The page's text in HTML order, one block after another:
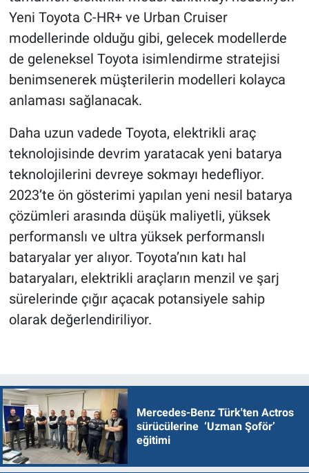
Yeni Toyota C-HR+ ve Urban Cruiser
modellerinde olduğu gibi, gelecek modellerde
de geleneksel Toyota isimlendirme stratejisi
benimsenerek müşterilerin modelleri kolayca
anlaması sağlanacak.
Daha uzun vadede Toyota, elektrikli araç
teknolojisinde devrim yaratacak yeni batarya
teknolojilerini devreye sokmayı hedefliyor.
2023’te ön gösterimi yapılan yeni nesil batarya
çözümleri arasında düşük maliyetli, yüksek
performanslı ve ultra yüksek performanslı
bataryalar yer alıyor. Toyota’nın katı hal
bataryaları, elektrikli araçların menzil ve şarj
sürelerinde çığır açacak potansiyele sahip
olarak değerlendiriliyor.
Mercedes-Benz Türk'ten Actros
sürücülerine ‘Uzman Şoför’
eğitimi